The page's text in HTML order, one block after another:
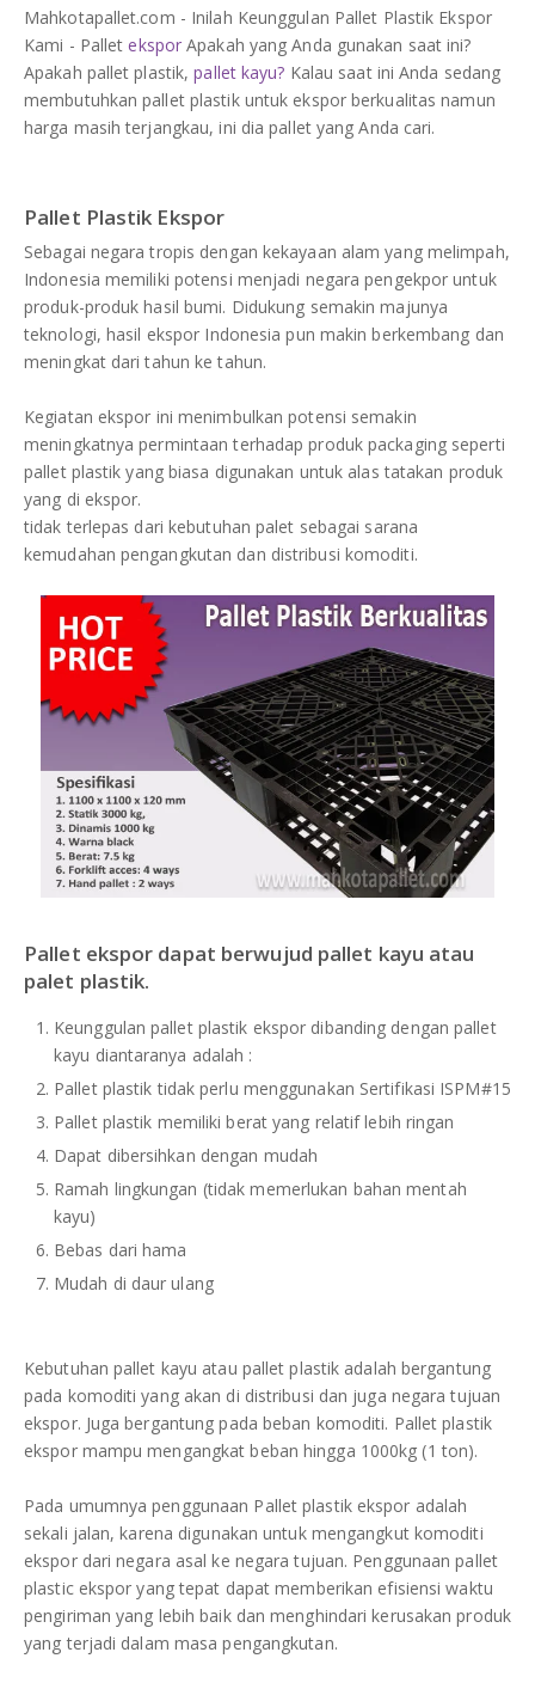
Strapping Band
Plastik PE
DAFTAR ISI
Mahkotapallet.com - Inilah Keunggulan Pallet Plastik Ekspor
Kami - PalleteksporApakah yang Anda gunakan saat ini?
Apakah pallet plastik, pallet kayu? Kalau saat ini Anda sedang
membutuhkan pallet plastik untuk ekspor berkualitas namun
harga masih terjangkau, ini dia pallet yang Anda cari.
Pallet Plastik Ekspor
Sebagai negara tropis dengan kekayaan alam yang melimpah,
Indonesia memiliki potensi menjadi negara pengekpor untuk
produk-produk hasil bumi. Didukung semakin majunya
teknologi, hasil ekspor Indonesia pun makin berkembang dan
meningkat dari tahun ke tahun.
Kegiatan ekspor ini menimbulkan potensi semakin
meningkatnya permintaan terhadap produk packaging seperti
pallet plastik yang biasa digunakan untuk alas tatakan produk
yang di ekspor.
tidak terlepas dari kebutuhan palet sebagai sarana
kemudahan pengangkutan dan distribusi komoditi.
Pallet ekspor dapat berwujud pallet kayu atau
palet plastik.
Keunggulan pallet plastik ekspor dibanding dengan pallet
kayu diantaranya adalah :
Pallet plastik tidak perlu menggunakan Sertifikasi ISPM#15
Pallet plastik memiliki berat yang relatif lebih ringan
Dapat dibersihkan dengan mudah
Ramah lingkungan (tidak memerlukan bahan mentah
kayu)
Bebas dari hama
Mudah di daur ulang
Kebutuhan pallet kayu atau pallet plastik adalah bergantung
pada komoditi yang akan di distribusi dan juga negara tujuan
ekspor. Juga bergantung pada beban komoditi. Pallet plastik
ekspor mampu mengangkat beban hingga 1000kg (1 ton).
Pada umumnya penggunaan Pallet plastik ekspor adalah
sekali jalan, karena digunakan untuk mengangkut komoditi
ekspor dari negara asal ke negara tujuan. Penggunaan pallet
plastic ekspor yang tepat dapat memberikan efisiensi waktu
pengiriman yang lebih baik dan menghindari kerusakan produk
yang terjadi dalam masa pengangkutan.